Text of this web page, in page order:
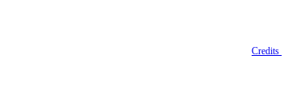
Credits